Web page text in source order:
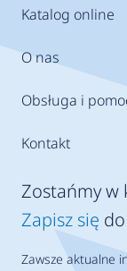
Katalog online
O nas
Obsługa i
Kontakt
Zostańmy w
Zapisz się
Zawsze aktualne